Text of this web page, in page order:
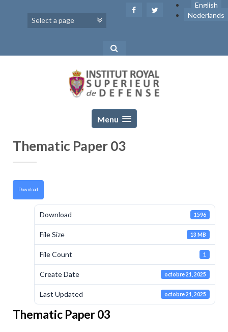
English
Nederlands
Menu
Thematic Paper 03
Download
Download 1596
File Size 13 MB
File Count 1
Create Date octobre 21, 2025
Last Updated octobre 21, 2025
Thematic Paper 03